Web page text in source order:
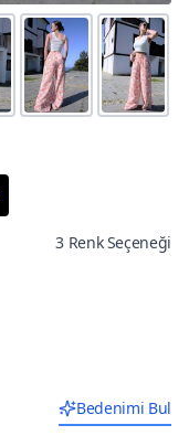
3 Renk Seçeneği
Bedenimi Bul